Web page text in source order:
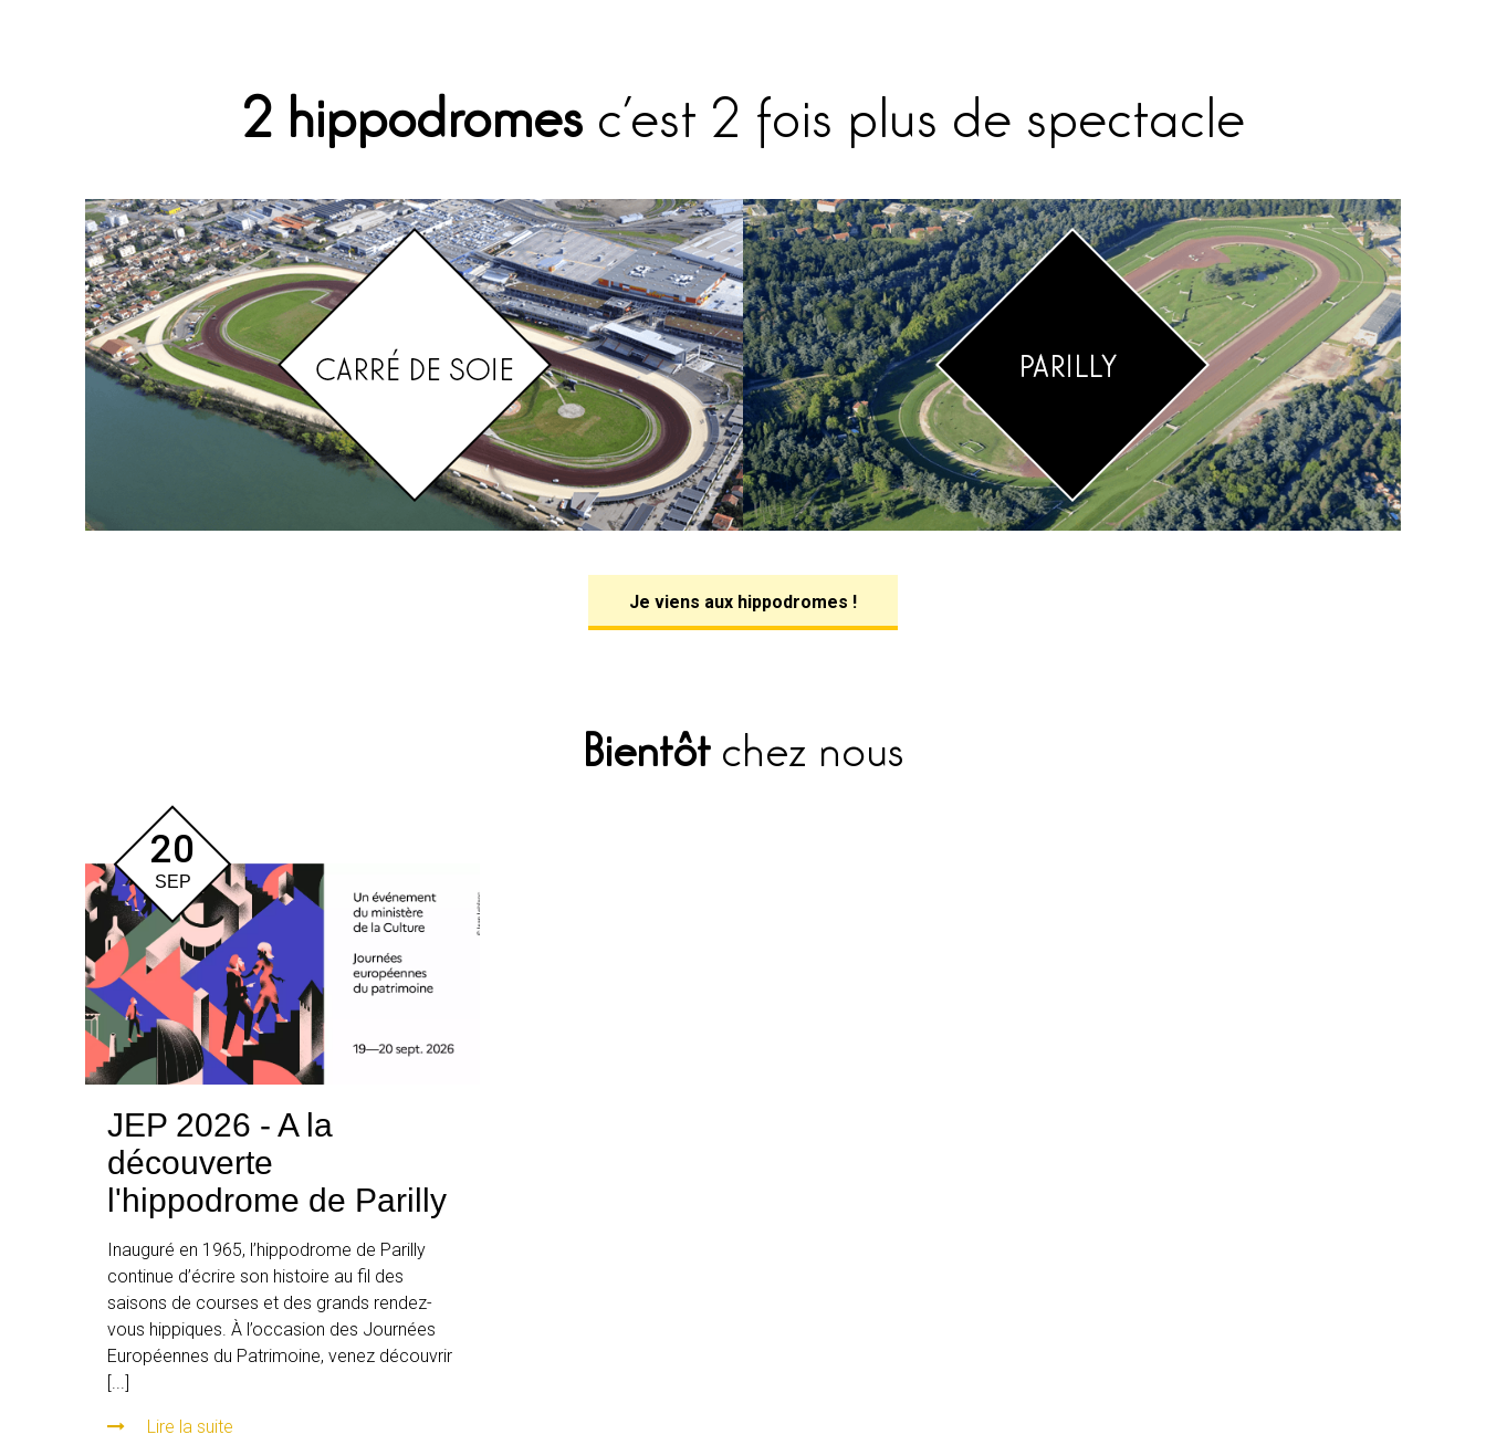
2 hippodromes c’est 2 fois plus de spectacle
Je viens aux hippodromes !
Bientôtchez nous
20
SEP
JEP 2026 - A la
découverte
l'hippodrome de Parilly
Inauguré en 1965, l’hippodrome de Parilly
continue d’écrire son histoire au fil des
saisons de courses et des grands rendez-
vous hippiques. À l’occasion des Journées
Européennes du Patrimoine, venez découvrir
[...]
Lire la suite